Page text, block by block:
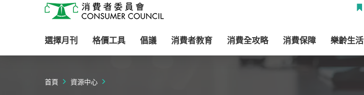
消費者委員會
選擇月刊 格價工具 倡議 消費者教育 消費全攻略 消費保障 樂齡生活
首頁 資源中心